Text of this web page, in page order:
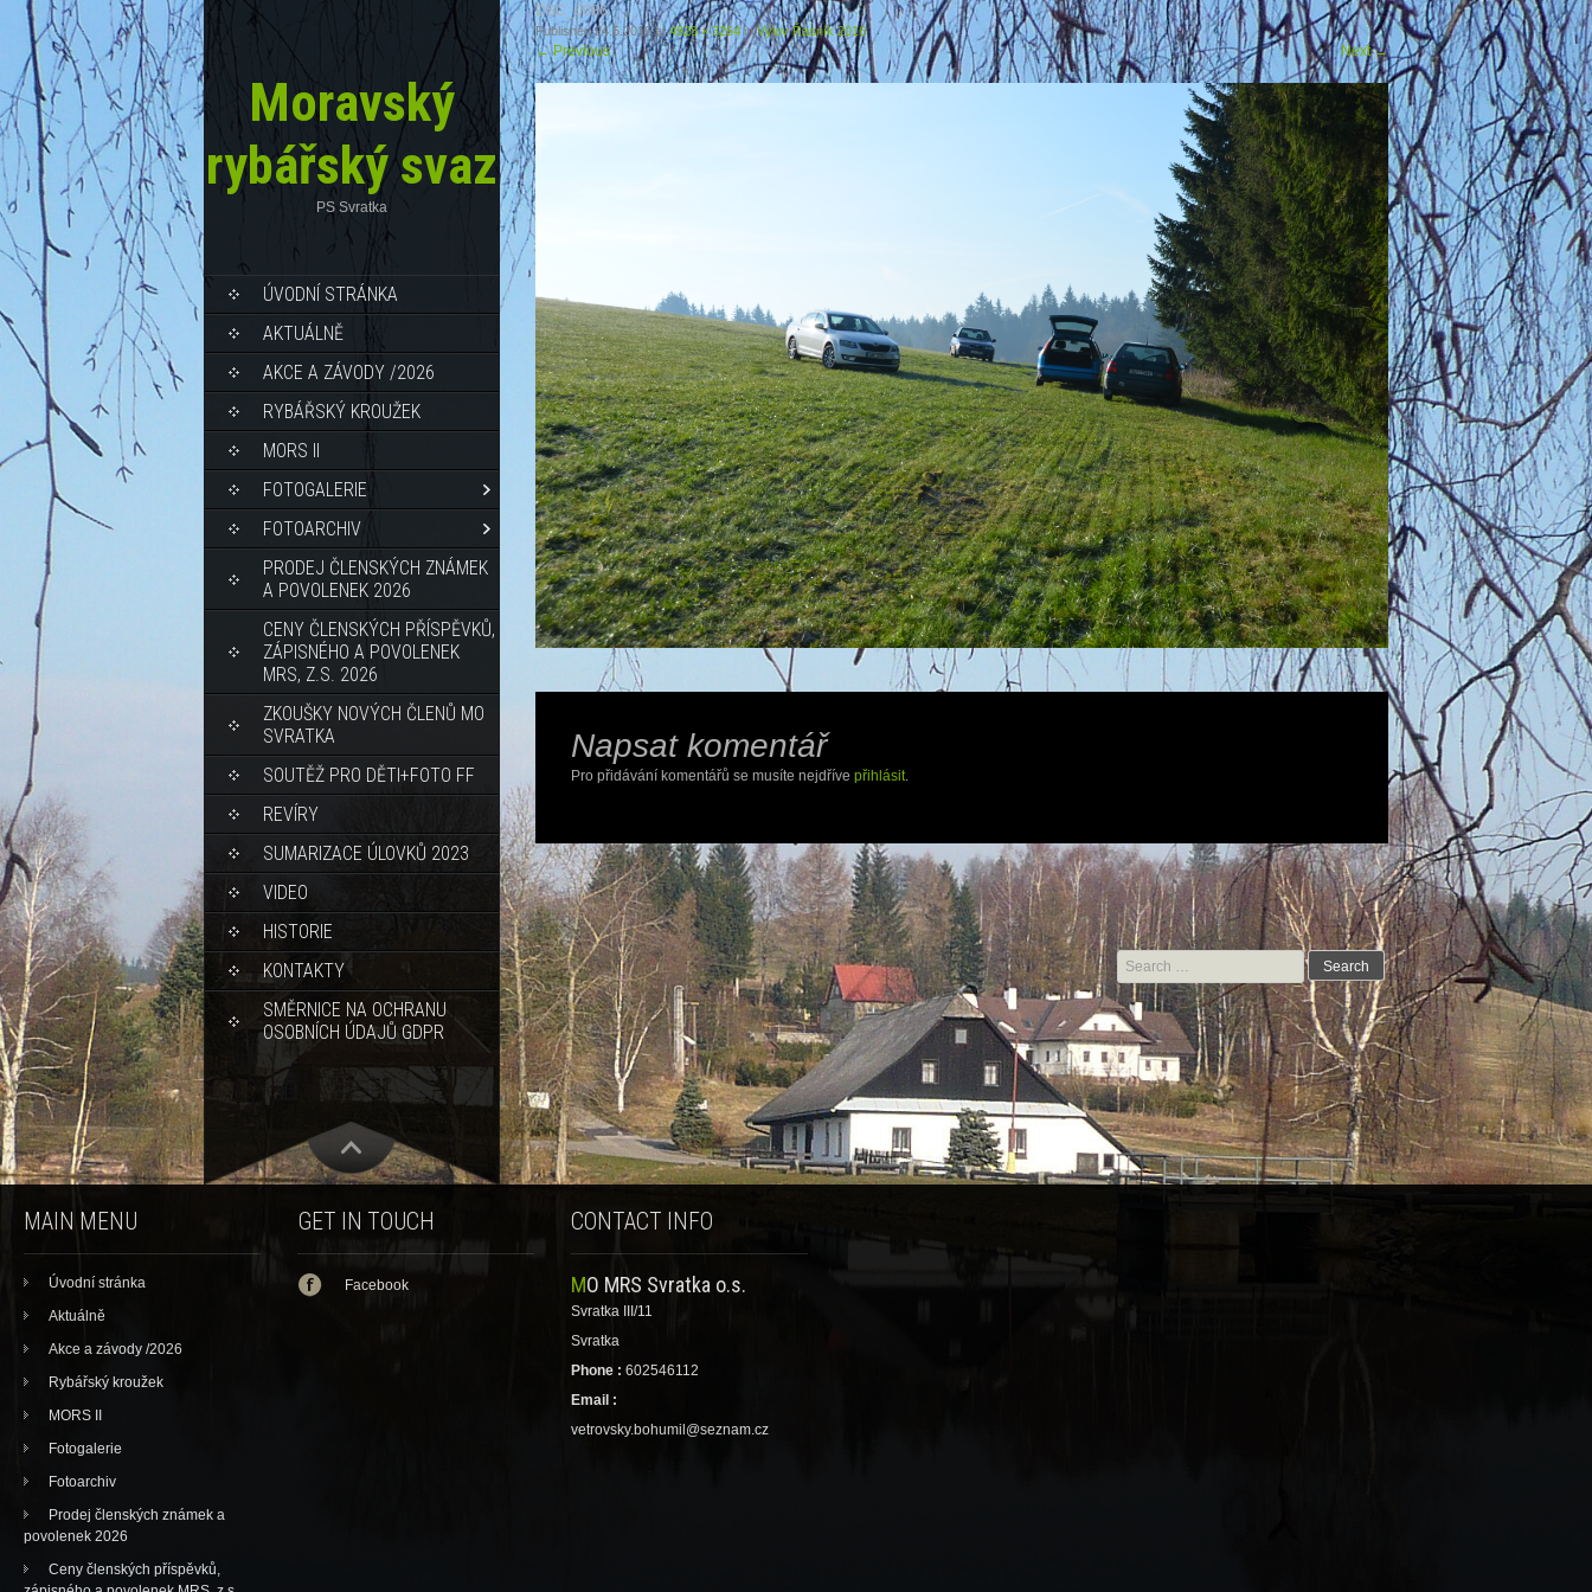
Moravský
rybářský svaz
PS Svratka
ÚVODNÍ STRÁNKA
AKTUÁLNĚ
AKCE A ZÁVODY /2026
RYBÁŘSKÝ KROUŽEK
MORS II
FOTOGALERIE
FOTOARCHIV
PRODEJ ČLENSKÝCH ZNÁMEK
A POVOLENEK 2026
CENY ČLENSKÝCH PŘÍSPĚVKŮ,
ZÁPISNÉHO A POVOLENEK
MRS, Z.S. 2026
ZKOUŠKY NOVÝCH ČLENŮ MO
SVRATKA
SOUTĚŽ PRO DĚTI+FOTO FF
REVÍRY
SUMARIZACE ÚLOVKŮ 2023
VIDEO
HISTORIE
KONTAKTY
SMĚRNICE NA OCHRANU
OSOBNÍCH ÚDAJŮ GDPR
DSC_0086
Published24.5.2016at4928 × 3264inVýlov Řásník 2016
←Previous Next→
Napsat komentář
Pro přidávání komentářů se musíte nejdříve přihlásit.
Search for:
MAIN MENU
Úvodní stránka
Aktuálně
Akce a závody /2026
Rybářský kroužek
MORS II
Fotogalerie
Fotoarchiv
Prodej členských známek a
povolenek 2026
Ceny členských příspěvků,
GET IN TOUCH
Facebook
CONTACT INFO
MO MRS Svratka o.s.
Svratka III/11
Svratka
Phone : 602546112
Email :
vetrovsky.bohumil@seznam.cz